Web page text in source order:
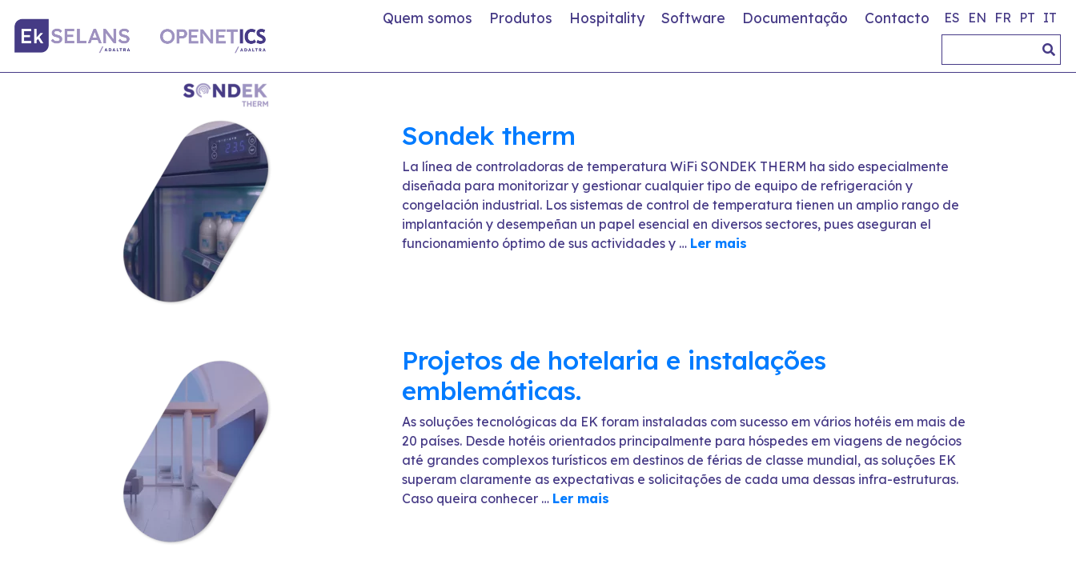
Quem somos Produtos Hospitality Software Documentação Contacto ES EN FR PT IT
Sondek therm
La línea de controladoras de temperatura WiFi SONDEK THERM ha sido especialmente
diseñada para monitorizar y gestionar cualquier tipo de equipo de refrigeración y
congelación industrial. Los sistemas de control de temperatura tienen un amplio rango de
implantación y desempeñan un papel esencial en diversos sectores, pues aseguran el
funcionamiento óptimo de sus actividades y … Ler mais
Projetos de hotelaria e instalações
emblemáticas.
As soluções tecnológicas da EK foram instaladas com sucesso em vários hotéis em mais de
20 países. Desde hotéis orientados principalmente para hóspedes em viagens de negócios
até grandes complexos turísticos em destinos de férias de classe mundial, as soluções EK
superam claramente as expectativas e solicitações de cada uma dessas infra-estruturas.
Caso queira conhecer … Ler mais